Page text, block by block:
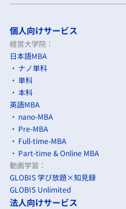
個人向けサービス
経営大学院：
日本語MBA
ナノ単科
単科
本科
英語MBA
nano-MBA
Pre-MBA
Full-time-MBA
Part-time & Online MBA
動画学習：
GLOBIS 学び放題×知見録
GLOBIS Unlimited
法人向けサービス